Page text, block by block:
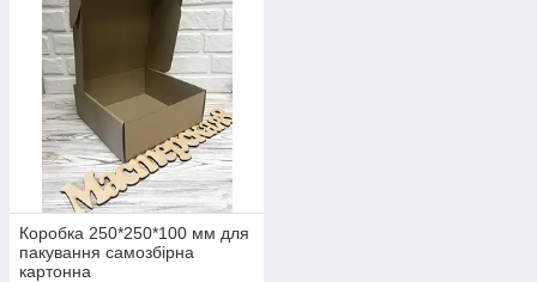
Коробка 250*250*100 мм для
пакування самозбірна
картонна